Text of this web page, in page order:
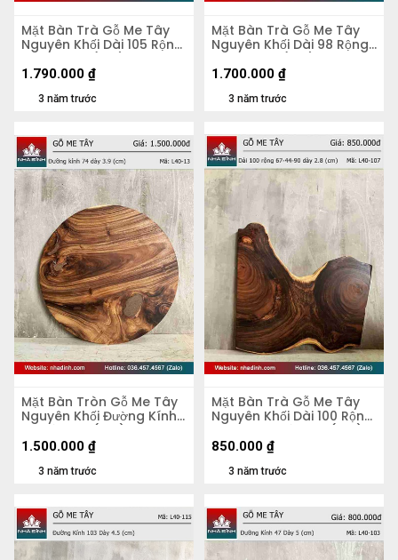
Mặt Bàn Trà Gỗ Me Tây
Nguyên Khối Dài 105 Rộng
58 Dày 5,2 (cm)
3 năm trước
1.790.000 ₫
Mặt Bàn Trà Gỗ Me Tây
Nguyên Khối Dài 98 Rộng
58 Dày 5,3 (cm)
3 năm trước
1.700.000 ₫
Mặt Bàn Tròn Gỗ Me Tây
Nguyên Khối Đường Kính
74 Dày 3.9 (cm)
3 năm trước
1.500.000 ₫
Mặt Bàn Trà Gỗ Me Tây
Nguyên Khối Dài 100 Rộng
67-44-90 Dày 2,8 (cm)
3 năm trước
850.000 ₫